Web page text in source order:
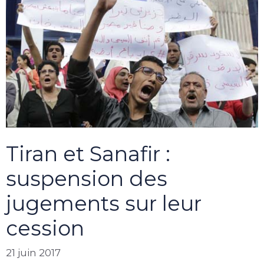
Tiran et Sanafir :
suspension des
jugements sur leur
cession
21 juin 2017